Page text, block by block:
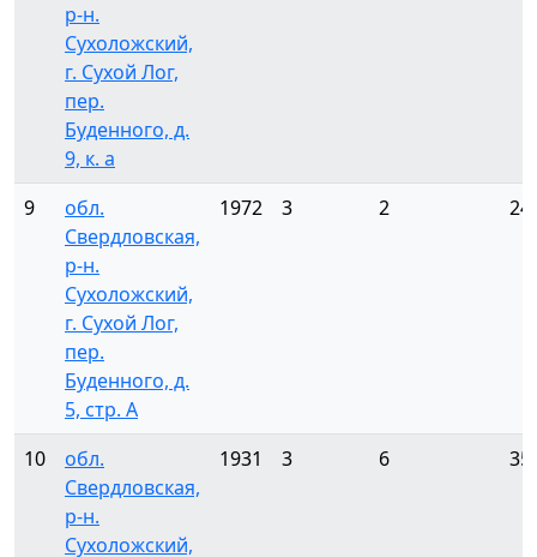
р-н.
Сухоложский,
г. Сухой Лог,
пер.
Буденного, д.
9, к. а
9
обл.
Свердловская,
р-н.
Сухоложский,
г. Сухой Лог,
пер.
Буденного, д.
5, стр. А
1972 3 2 24
10
обл.
Свердловская,
р-н.
Сухоложский,
1931 3 6 35